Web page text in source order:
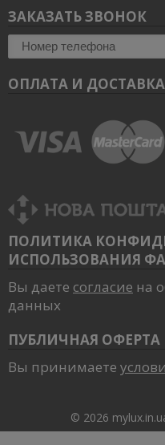
ЗАКАЗАТЬ ЗВОНОК
ОПЛАТА И ДОСТАВКА
ПОЛИТИКА
ИСПОЛЬЗОВАНИЯ
Вы даете согласие на
данных
ПУБЛИЧНАЯ ОФЕРТА
Вы принимаете
© 2026